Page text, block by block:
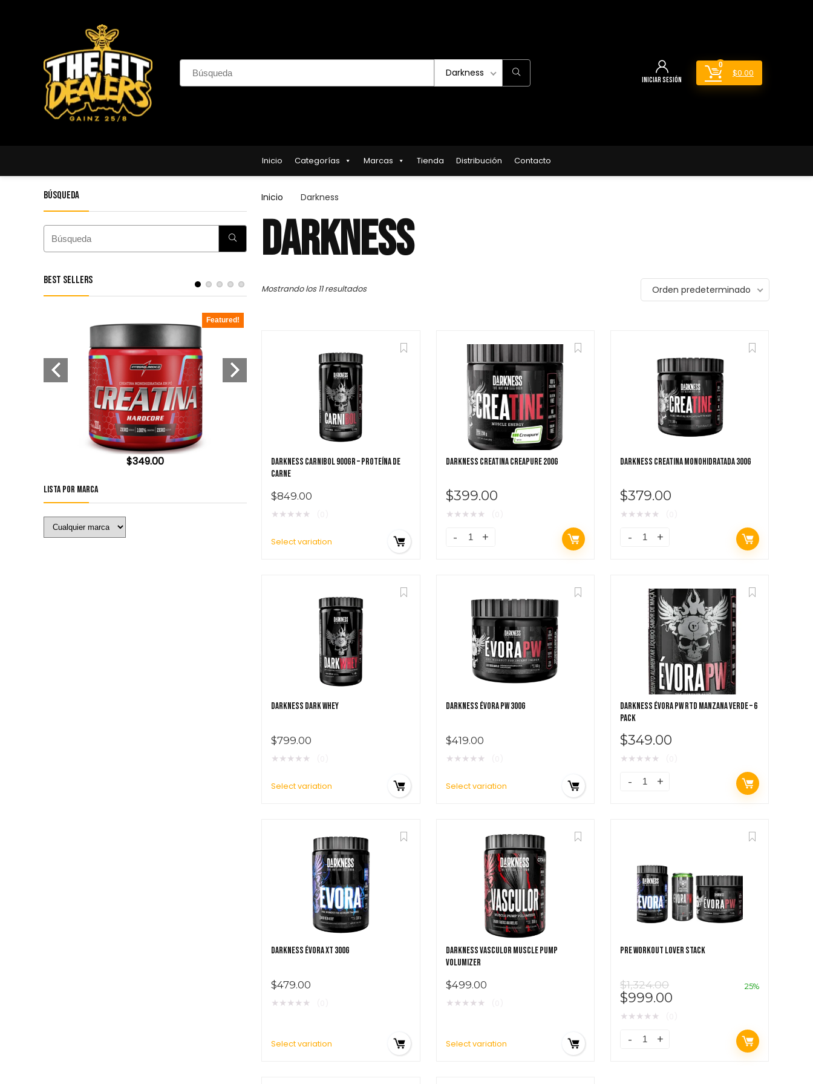
Darkness
Iniciar sesión
0
$0.00
Inicio Categorías Marcas Tienda Distribución Contacto
Búsqueda
Best Sellers
Featured!
$349.00 $279.00 $689.00 $439.00
Lista por Marca
Inicio Darkness
DARKNESS
Mostrando los 11 resultados Orden predeterminado
DARKNESS CARNIBOL 900GR – PROTEÍNA DE
CARNE
$849.00
★★★★★
Select variation
DARKNESS CREATINA CREAPURE 200G
$399.00
★★★★★
DARKNESS CREATINA MONOHIDRATADA 300G
$379.00
★★★★★
DARKNESS DARK WHEY
$799.00
★★★★★
Select variation
DARKNESS ÉVORA PW 300G
$419.00
★★★★★
Select variation
DARKNESS ÉVORA PW RTD MANZANA VERDE – 6
PACK
$349.00
★★★★★
DARKNESS ÉVORA XT 300G
$479.00
★★★★★
Select variation
DARKNESS VASCULOR MUSCLE PUMP
VOLUMIZER
$499.00
★★★★★
Select variation
PRE WORKOUT LOVER STACK
$1,324.00
$999.00
25%
★★★★★